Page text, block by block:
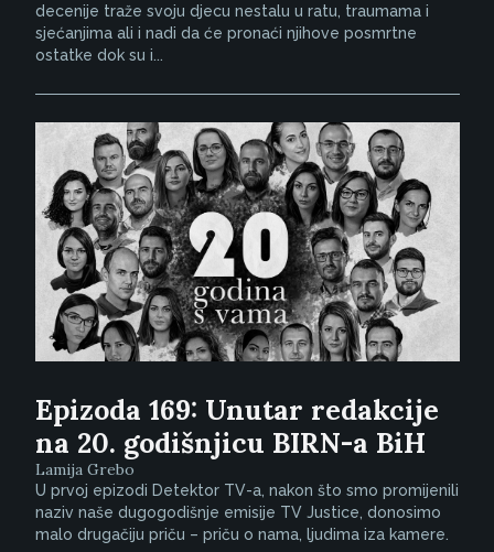
decenije traže svoju djecu nestalu u ratu, traumama i
sjećanjima ali i nadi da će pronaći njihove posmrtne
ostatke dok su i...
Epizoda 169: Unutar redakcije
na 20. godišnjicu BIRN-a BiH
Lamija Grebo
U prvoj epizodi Detektor TV-a, nakon što smo promijenili
naziv naše dugogodišnje emisije TV Justice, donosimo
malo drugačiju priču – priču o nama, ljudima iza kamere.